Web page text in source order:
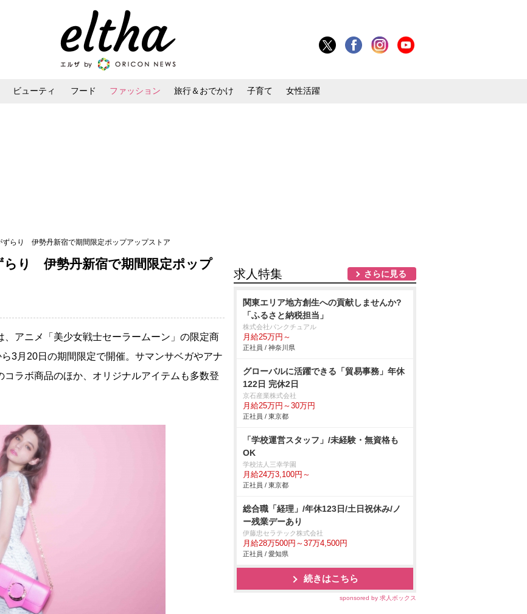
ビューティ フード ファッション 旅行＆おでかけ 子育て 女性活躍
ずらり 伊勢丹新宿で期間限定ポップアップストア
らり 伊勢丹新宿で期間限定ポップ
アニメ「美少女戦士セーラームーン」の限定商
3月20日の期間限定で開催。サマンサベガやアナ
ラボ商品のほか、オリジナルアイテムも多数登
求人特集 さらに見る
関東エリア地方創生への貢献しませんか?
「ふるさと納税担当」
株式会社パンクチュアル
月給25万円～
正社員 / 神奈川県
グローバルに活躍できる「貿易事務」年休
122日 完休2日
京石産業株式会社
月給25万円～30万円
正社員 / 東京都
「学校運営スタッフ」/未経験・無資格も
OK
学校法人三幸学園
月給24万3,100円～
正社員 / 東京都
総合職「経理」/年休123日/土日祝休み/ノ
ー残業デーあり
伊藤忠セラテック株式会社
月給28万500円～37万4,500円
正社員 / 愛知県
続きはこちら
sponsored by 求人ボックス